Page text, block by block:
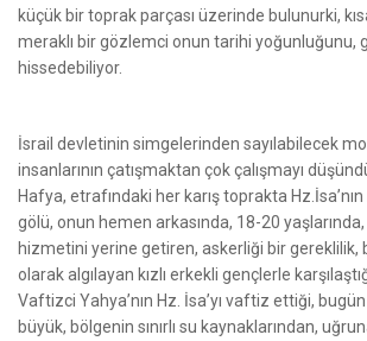
küçük bir toprak parçası üzerinde bulunurki,
meraklı bir gözlemci onun tarihi yoğunluğunu,
hissedebiliyor.
İsrail devletinin simgelerinden sayılabilecek
insanlarının çatışmaktan çok çalışmayı
Hafya, etrafındaki her karış toprakta
gölü, onun hemen arkasında, 18-20
hizmetini yerine getiren, askerliği bir gereklilik,
olarak algılayan kızlı erkekli gençlerle
Vaftizci Yahya’nın Hz. İsa’yı vaftiz ettiği,
büyük, bölgenin sınırlı su kaynaklarından,